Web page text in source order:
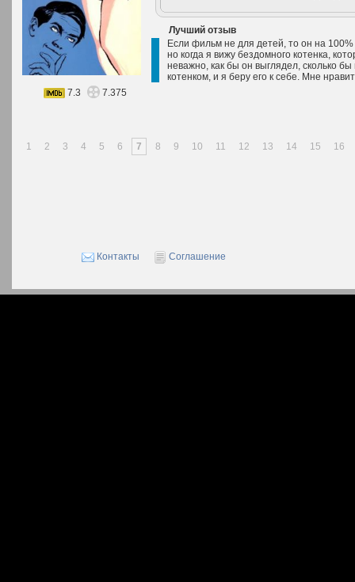
Лучший отзыв
Если фильм не для детей, то он на
но когда я вижу бездомного котенка,
неважно, как бы он выглядел, сколько
котенком, и я беру его к себе. Мне
7.3
7.375
1 2 3 4 5 6 7 8 9 10 11 12 13 14 15 16
Контакты Соглашение